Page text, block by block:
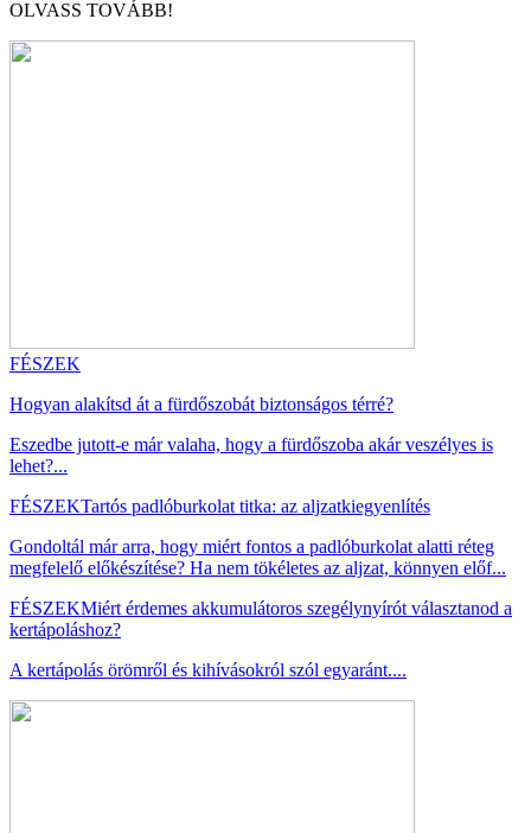
OLVASS TOVÁBB!
FÉSZEK
Hogyan alakítsd át a fürdőszobát biztonságos térré?
Eszedbe jutott-e már valaha, hogy a fürdőszoba akár veszélyes is
lehet?...
FÉSZEKTartós padlóburkolat titka: az aljzatkiegyenlítés
Gondoltál már arra, hogy miért fontos a padlóburkolat alatti réteg
megfelelő előkészítése? Ha nem tökéletes az aljzat, könnyen előf...
FÉSZEKMiért érdemes akkumulátoros szegélynyírót választanod a
kertápoláshoz?
A kertápolás örömről és kihívásokról szól egyaránt....